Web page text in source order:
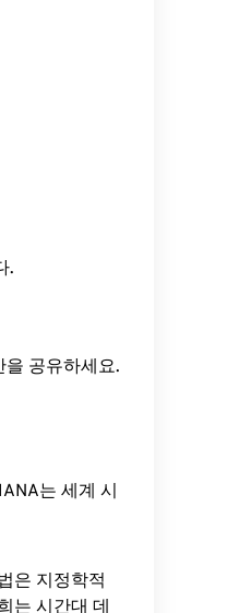
.
을 공유하세요.
는 세계 시
은 지정학적
는 시간대 데